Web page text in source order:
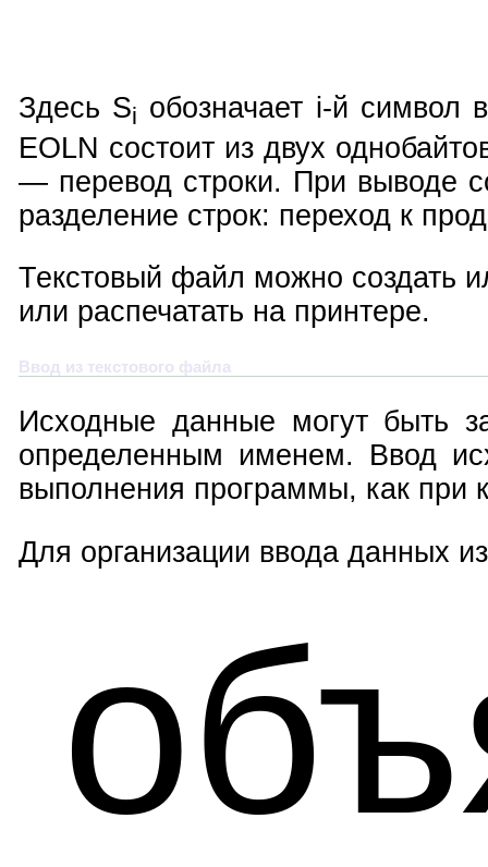
Здесь Si обозначает i-й символ
EOLN состоит из двух
— перевод строки. При выводе
разделение строк: переход к
Текстовый файл можно создать
или распечатать на принтере.
Ввод из текстового файла
Исходные данные могут быть
определенным именем. Ввод
выполнения программы, как при
Для организации ввода данных